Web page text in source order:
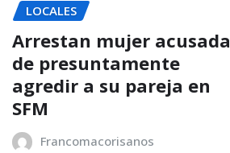
LOCALES
Arrestan mujer acusada
de presuntamente
agredir a su pareja en
SFM
Francomacorisanos